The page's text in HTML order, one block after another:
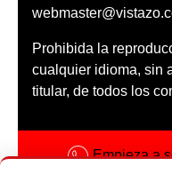
Prohibida la
cualquier idioma, sin
titular, de todos los
Empieza a